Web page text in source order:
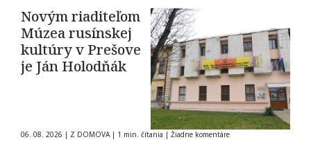
Novým riaditeľom
Múzea rusínskej
kultúry v Prešove
je Ján Holodňák
06. 08. 2026 | Z DOMOVA | 1 min. čítania | Žiadne komentáre